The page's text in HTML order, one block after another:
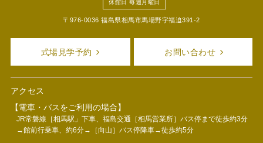
休館日 毎週月曜日
〒976-0036 福島県相馬市馬場野字福迫391-2
式場見学予約 お問い合わせ
アクセス
【電車・バスをご利用の場合】
JR常磐線［相馬駅」下車、福島交通［相馬営業所］バス停まで徒歩約3分
→館前行乗車、約6分→［向山］バス停降車→徒歩約5分